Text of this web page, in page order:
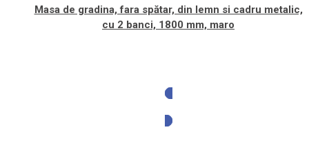
Masa de gradina, fara spătar, din lemn si cadru metalic,
cu 2 banci, 1800 mm, maro